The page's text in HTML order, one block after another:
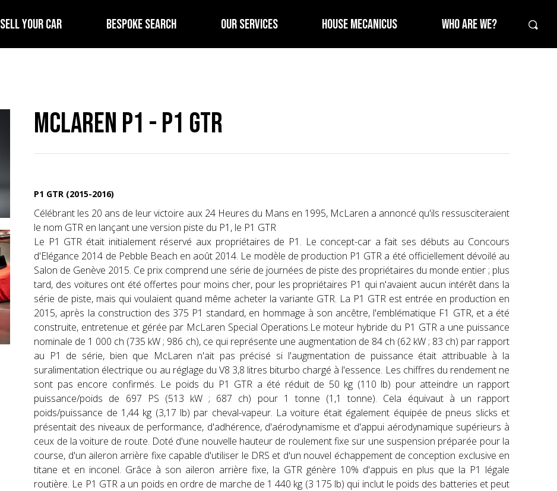
SELL YOUR CAR BESPOKE SEARCH OUR SERVICES HOUSE MECANICUS WHO ARE WE?
McLaren P1 - P1 GTR
P1 GTR (2015-2016)
Célébrant les 20 ans de leur victoire aux 24 Heures du Mans en 1995, McLaren a annoncé qu'ils ressusciteraient
le nom GTR en lançant une version piste du P1, le P1 GTR
Le P1 GTR était initialement réservé aux propriétaires de P1. Le concept-car a fait ses débuts au Concours
d'Elégance 2014 de Pebble Beach en août 2014. Le modèle de production P1 GTR a été officiellement dévoilé au
Salon de Genève 2015. Ce prix comprend une série de journées de piste des propriétaires du monde entier ; plus
tard, des voitures ont été offertes pour moins cher, pour les propriétaires P1 qui n'avaient aucun intérêt dans la
série de piste, mais qui voulaient quand même acheter la variante GTR. La P1 GTR est entrée en production en
2015, après la construction des 375 P1 standard, en hommage à son ancêtre, l'emblématique F1 GTR, et a été
construite, entretenue et gérée par McLaren Special Operations.Le moteur hybride du P1 GTR a une puissance
nominale de 1 000 ch (735 kW ; 986 ch), ce qui représente une augmentation de 84 ch (62 kW ; 83 ch) par rapport
au P1 de série, bien que McLaren n'ait pas précisé si l'augmentation de puissance était attribuable à la
suralimentation électrique ou au réglage du V8 3,8 litres biturbo chargé à l'essence. Les chiffres du rendement ne
sont pas encore confirmés. Le poids du P1 GTR a été réduit de 50 kg (110 lb) pour atteindre un rapport
puissance/poids de 697 PS (513 kW ; 687 ch) pour 1 tonne (1,1 tonne). Cela équivaut à un rapport
poids/puissance de 1,44 kg (3,17 lb) par cheval-vapeur. La voiture était également équipée de pneus slicks et
présentait des niveaux de performance, d'adhérence, d'aérodynamisme et d'appui aérodynamique supérieurs à
ceux de la voiture de route. Doté d'une nouvelle hauteur de roulement fixe sur une suspension préparée pour la
course, d'un aileron arrière fixe capable d'utiliser le DRS et d'un nouvel échappement de conception exclusive en
titane et en inconel. Grâce à son aileron arrière fixe, la GTR génère 10% d'appuis en plus que la P1 légale
routière. Le P1 GTR a un poids en ordre de marche de 1 440 kg (3 175 lb) qui inclut le poids des batteries et peut